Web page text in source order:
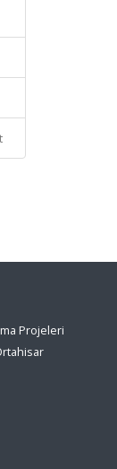
Projeleri